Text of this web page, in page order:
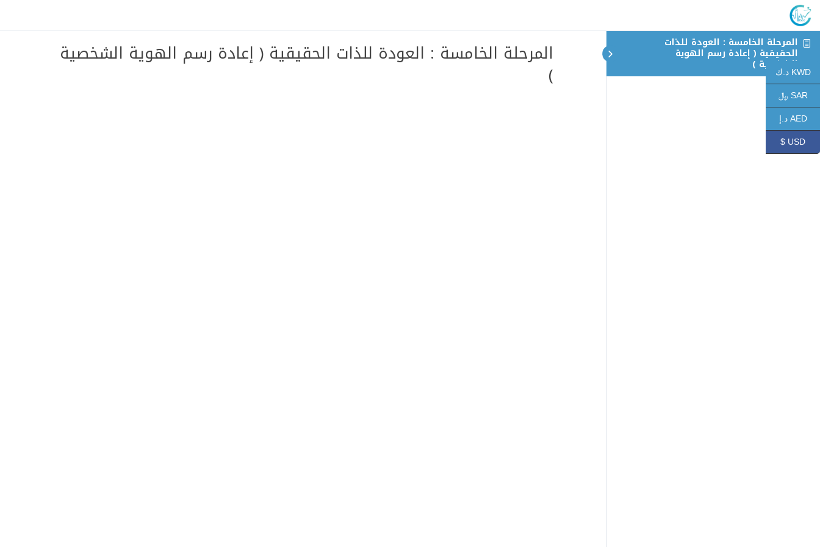
المرحلة الخامسة : العودة للذات
الحقيقية ( إعادة رسم الهوية
الشخصية ) المرحلة الخامسة : العودة للذات الحقيقية ( إعادة رسم الهوية الشخصية
) KWD د.ك
SAR ﷼
AED د.إ
USD $